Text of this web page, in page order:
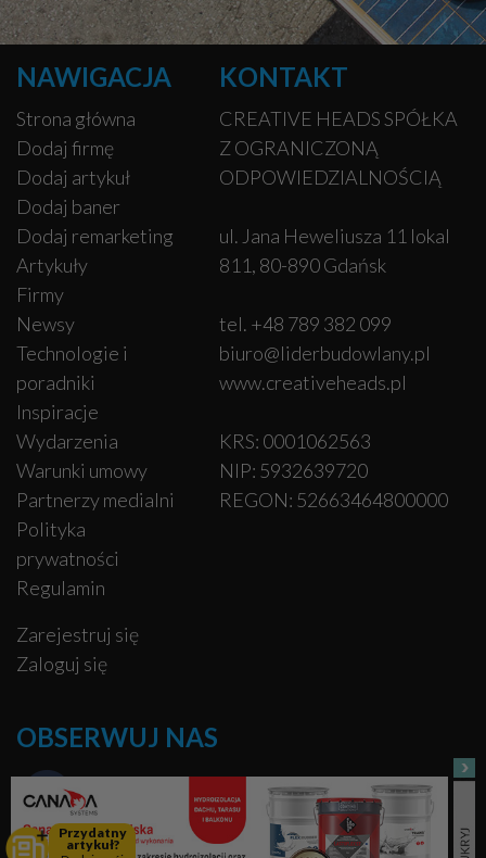
Przydatny
artykuł?
NAWIGACJA
Strona główna
Dodaj firmę
Dodaj artykuł
Dodaj baner
Dodaj remarketing
Artykuły
Firmy
Newsy
Technologie i
poradniki
Inspiracje
Wydarzenia
Warunki umowy
Partnerzy medialni
Polityka
prywatności
Regulamin
Zarejestruj się
Zaloguj się
KONTAKT
CREATIVE HEADS SPÓŁKA
Z OGRANICZONĄ
ODPOWIEDZIALNOŚCIĄ
ul. Jana Heweliusza 11 lokal
811, 80-890 Gdańsk
tel. +48 789 382 099
biuro@liderbudowlany.pl
www.creativeheads.pl
KRS: 0001062563
NIP: 5932639720
REGON: 52663464800000
OBSERWUJ NAS
Facebook
Pinterest